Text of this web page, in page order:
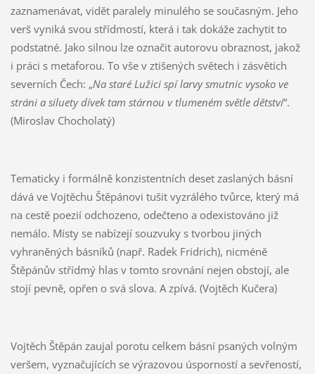
zaznamenávat, vidět paralely minulého se současným. Jeho
verš vyniká svou střídmostí, která i tak dokáže zachytit to
podstatné. Jako silnou lze označit autorovu obraznost, jakož
i práci s metaforou. To vše v ztišených světech i zásvětích
severních Čech: „Na staré Lužici spí larvy smutnic vysoko ve
stráni a siluety dívek tam stárnou v tlumeném světle dětství“.
(Miroslav Chocholatý)
Tematicky i formálně konzistentních deset zaslaných básní
dává ve Vojtěchu Štěpánovi tušit vyzrálého tvůrce, který má
na cestě poezií odchozeno, odečteno a odexistováno již
nemálo. Místy se nabízejí souzvuky s tvorbou jiných
vyhraněných básníků (např. Radek Fridrich), nicméně
Štěpánův střídmý hlas v tomto srovnání nejen obstojí, ale
stojí pevně, opřen o svá slova. A zpívá. (Vojtěch Kučera)
Vojtěch Štěpán zaujal porotu celkem básní psaných volným
veršem, vyznačujících se výrazovou úsporností a sevřeností,